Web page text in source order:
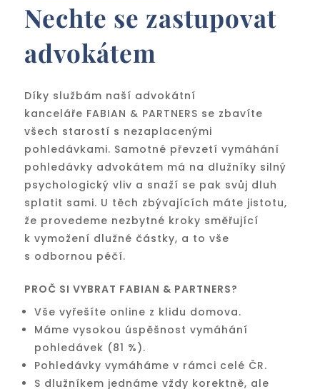
Nechte se zastupovat
advokátem
Díky službám naší advokátní
kanceláře FABIAN & PARTNERS se zbavíte
všech starostí s nezaplacenými
pohledávkami. Samotné převzetí vymáhání
pohledávky advokátem má na dlužníky silný
psychologický vliv a snaží se pak svůj dluh
splatit sami. U těch zbývajících máte jistotu,
že provedeme nezbytné kroky směřující
k vymožení dlužné částky, a to vše
s odbornou péčí.
PROČ SI VYBRAT FABIAN & PARTNERS?
Vše vyřešíte online z klidu domova.
Máme vysokou úspěšnost vymáhání
pohledávek (81 %).
Pohledávky vymáháme v rámci celé ČR.
S dlužníkem jednáme vždy korektně, ale